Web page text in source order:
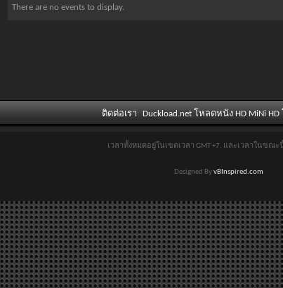
There are no events to display.
ติดต่อเรา Duckload.net โหลดหนัง HD MiNi
เวลาทั้งหมดอยู่ในเขตเวลา GMT +7. และเวลาในขณะ
Designed ByvBInspired.com